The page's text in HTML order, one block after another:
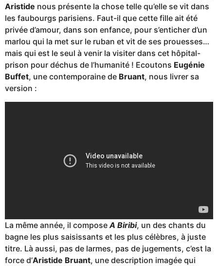
Aristide nous présente la chose telle qu’elle se vit dans
les faubourgs parisiens. Faut-il que cette fille ait été
privée d’amour, dans son enfance, pour s’enticher d’un
marlou qui la met sur le ruban et vit de ses prouesses…
mais qui est le seul à venir la visiter dans cet hôpital-
prison pour déchus de l’humanité ! Ecoutons Eugénie
Buffet, une contemporaine de Bruant, nous livrer sa
version :
La même année, il compose A Biribi, un des chants du
bagne les plus saisissants et les plus célèbres, à juste
titre. Là aussi, pas de larmes, pas de jugements, c’est la
force d’Aristide Bruant, une description imagée qui